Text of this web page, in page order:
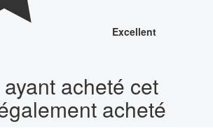
Excellent
acheté cet
acheté